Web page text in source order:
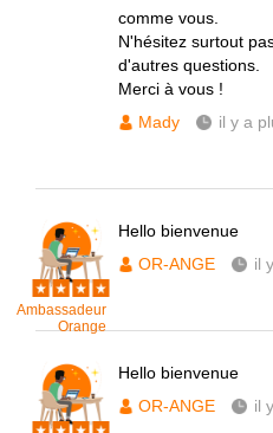
comme vous.
N'hésitez surtout
d'autres questions.
Merci à vous !
Mady
il y a
Ambassadeur
Orange
Hello bienvenue
OR-ANGE
il
Hello bienvenue
OR-ANGE
il